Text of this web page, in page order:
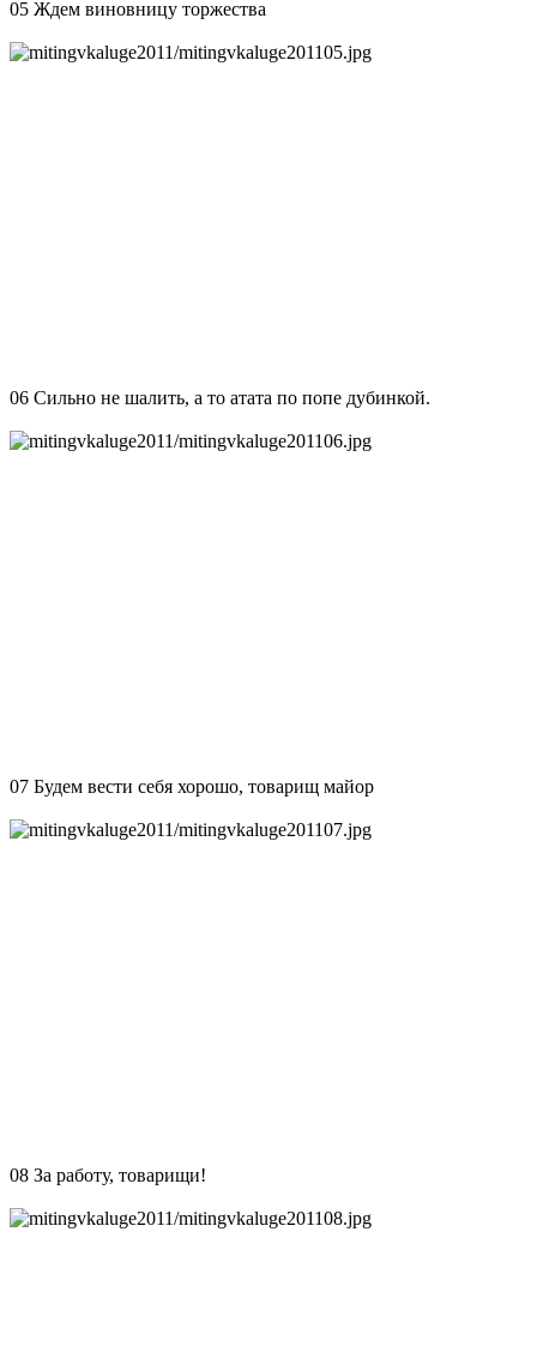
05 Ждем виновницу торжества
06 Сильно не шалить, а то атата по попе дубинкой.
07 Будем вести себя хорошо, товарищ майор
08 За работу, товарищи!